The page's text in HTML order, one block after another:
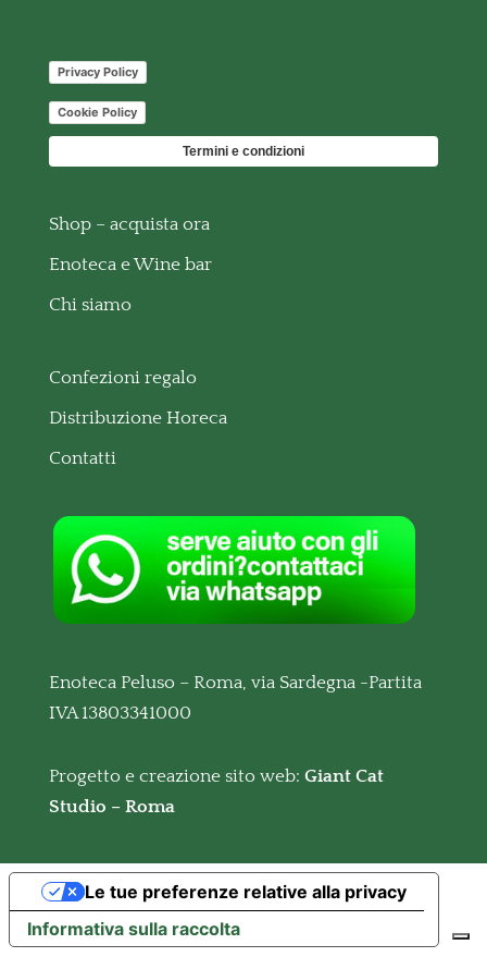
Privacy Policy
Cookie Policy
Termini e condizioni
Shop – acquista ora
Enoteca e Wine bar
Chi siamo
Confezioni regalo
Distribuzione Horeca
Contatti
Enoteca Peluso – Roma, via Sardegna -Partita
IVA 13803341000
Progetto e creazione sito web: Giant Cat
Studio – Roma
Informativa sulla raccolta
Le tue preferenze relative alla privacy